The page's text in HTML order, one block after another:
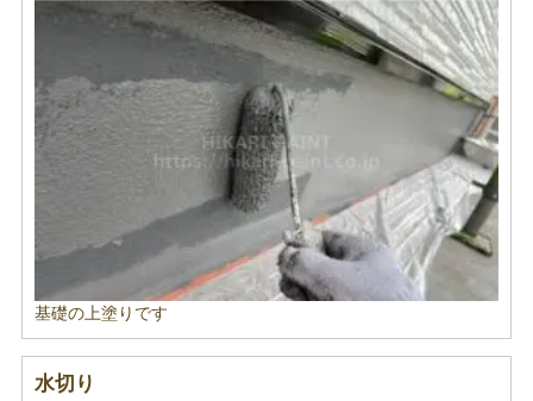
基礎の上塗りです
水切り